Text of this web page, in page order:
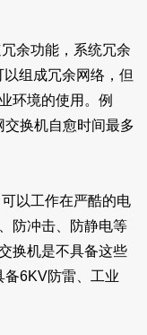
余功能，系统冗余
组成冗余网络，但
环境的使用。例
换机自愈时间最多
以工作在严酷的电
防冲击、防静电等
换机是不具备这些
6KV防雷、工业